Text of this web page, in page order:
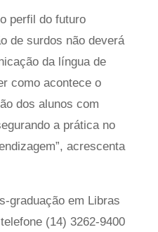
perfil do futuro
de surdos não deverá
da língua de
como acontece o
dos alunos com
a prática no
acrescenta
graduação em Libras
(14) 3262-9400